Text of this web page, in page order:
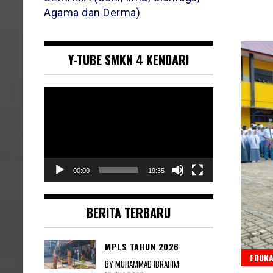
Agama dan Derma)
Y-TUBE SMKN 4 KENDARI
00:00 19:35
BERITA TERBARU
MPLS TAHUN 2026
BY MUHAMMAD IBRAHIM